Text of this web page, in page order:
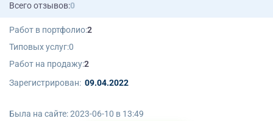
Всего отзывов:0
Работ в портфолио:2
Типовых услуг:0
Работ на продажу:2
Зарегистрирован: 09.04.2022
Была на сайте:2023-06-10 в 13:49